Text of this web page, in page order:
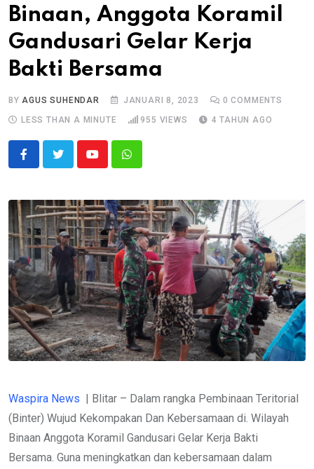
Binaan, Anggota Koramil
Gandusari Gelar Kerja
Bakti Bersama
BYAGUS SUHENDAR JANUARI 8, 2023 0 COMMENTS
LESS THAN A MINUTE
955 VIEWS 4 TAHUN AGO
YoutubeWhatsapp
Waspira News | Blitar – Dalam rangka Pembinaan Teritorial
(Binter) Wujud Kekompakan Dan Kebersamaan di. Wilayah
Binaan Anggota Koramil Gandusari Gelar Kerja Bakti
Bersama. Guna meningkatkan dan kebersamaan dalam